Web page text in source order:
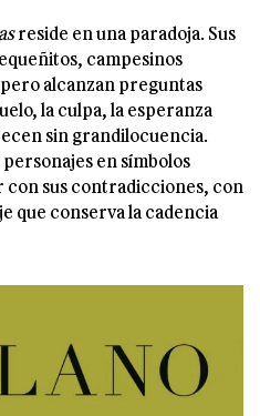
reside en una paradoja. Sus
campesinos
alcanzan preguntas
la culpa, la esperanza
sin grandilocuencia.
en símbolos
con sus contradicciones, con
que conserva la cadencia